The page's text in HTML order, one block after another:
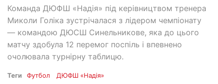
Команда ДЮФШ «Надія» під керівництвом тренера
Миколи Голіка зустрічалася з лідером чемпіонату
— командою ДЮСШ Синельникове, яка до цього
матчу здобула 12 перемог поспіль і впевнено
очолювала турнірну таблицю.
Теги Футбол ДЮФШ «Надія»